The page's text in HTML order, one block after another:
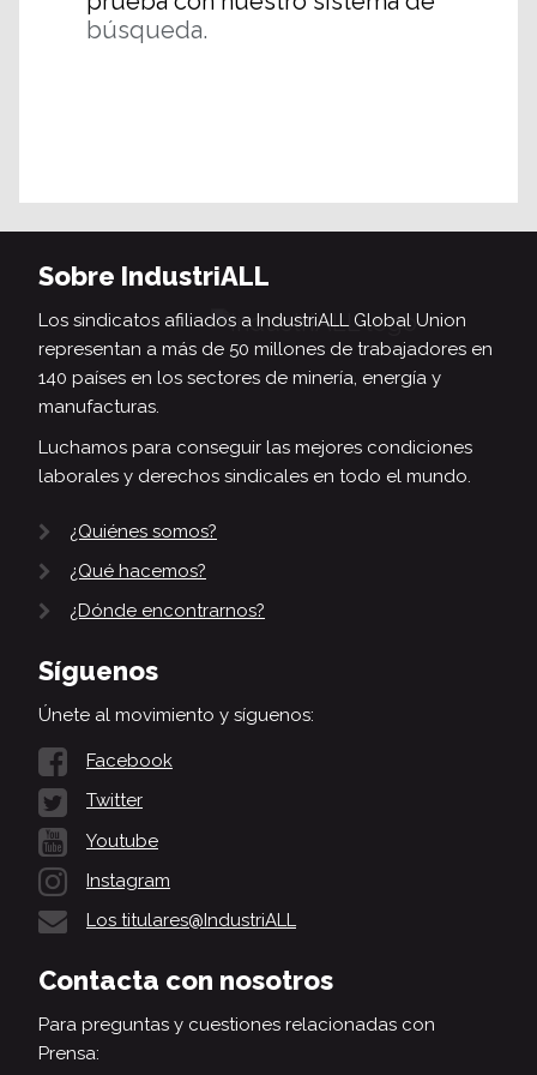
búsqueda.
Sobre IndustriALL
Los sindicatos afiliados a IndustriALL Global Union
representan a más de 50 millones de trabajadores en
140 países en los sectores de minería, energía y
manufacturas.
Luchamos para conseguir las mejores condiciones
laborales y derechos sindicales en todo el mundo.
¿Quiénes somos?
¿Qué hacemos?
¿Dónde encontrarnos?
Síguenos
Únete al movimiento y síguenos:
Facebook
Twitter
Youtube
Instagram
Los titulares@IndustriALL
Contacta con nosotros
Para preguntas y cuestiones relacionadas con
Prensa: